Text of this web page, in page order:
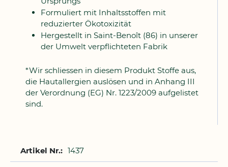
Formuliert mit Inhaltsstoffen mit
reduzierter Ökotoxizität
Hergestellt in Saint-Benoît (86) in unserer
der Umwelt verpflichteten Fabrik
*Wir schliessen in diesem Produkt Stoffe aus,
die Hautallergien auslösen und in Anhang III
der Verordnung (EG) Nr. 1223/2009 aufgelistet
sind.
Weitere
Informationen
1437